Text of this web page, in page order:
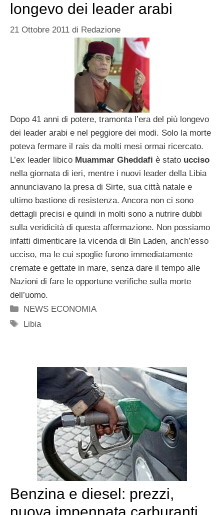
longevo dei leader arabi
21 Ottobre 2011 di Redazione
Dopo 41 anni di potere, tramonta l’era del più longevo
dei leader arabi e nel peggiore dei modi. Solo la morte
poteva fermare il rais da molti mesi ormai ricercato.
L’ex leader libico Muammar Gheddafi è stato ucciso
nella giornata di ieri, mentre i nuovi leader della Libia
annunciavano la presa di Sirte, sua città natale e
ultimo bastione di resistenza. Ancora non ci sono
dettagli precisi e quindi in molti sono a nutrire dubbi
sulla veridicità di questa affermazione. Non possiamo
infatti dimenticare la vicenda di Bin Laden, anch’esso
ucciso, ma le cui spoglie furono immediatamente
cremate e gettate in mare, senza dare il tempo alle
Nazioni di fare le opportune verifiche sulla morte
dell’uomo.
Categorie
NEWS ECONOMIA
Tag
Libia
Benzina e diesel: prezzi,